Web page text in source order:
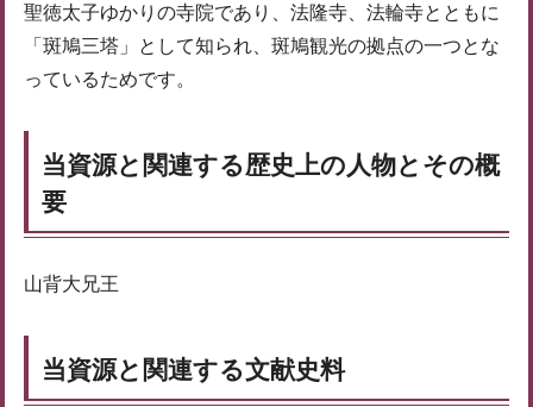
聖徳太子ゆかりの寺院であり、法隆寺、法輪寺とともに
「斑鳩三塔」として知られ、斑鳩観光の拠点の一つとな
っているためです。
当資源と関連する歴史上の人物とその概
要
山背大兄王
当資源と関連する文献史料